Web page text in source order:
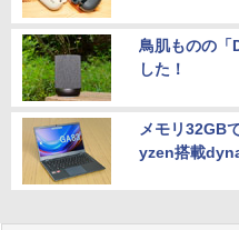
鳥肌ものの「
した！
メモリ32GB
yzen搭載